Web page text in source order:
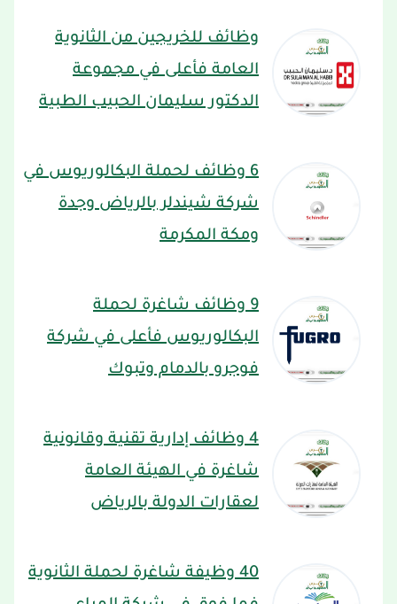
وظائف للخريجين من الثانوية
العامة فأعلى في مجموعة
الدكتور سليمان الحبيب الطبية
6 وظائف لحملة البكالوريوس في
شركة شيندلر بالرياض وجدة
ومكة المكرمة
9 وظائف شاغرة لحملة
البكالوريوس فأعلى في شركة
فوجرو بالدمام وتبوك
4 وظائف إدارية تقنية وقانونية
شاغرة في الهيئة العامة
لعقارات الدولة بالرياض
40 وظيفة شاغرة لحملة الثانوية